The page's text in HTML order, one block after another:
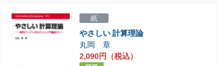
紙
やさしい 計算理論
丸岡 章
2,090円（税込）